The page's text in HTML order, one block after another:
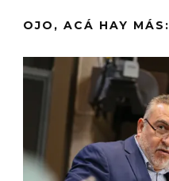
OJO, ACÁ HAY MÁS: